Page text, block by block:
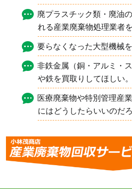
廃プラスチック類・廃油
れる産業廃棄物処理業者
要らなくなった大型機械
非鉄金属（銅・アルミ・
や鉄を買取りしてほしい。
医療廃棄物や特別管理産
にはどうしたらいいのだ